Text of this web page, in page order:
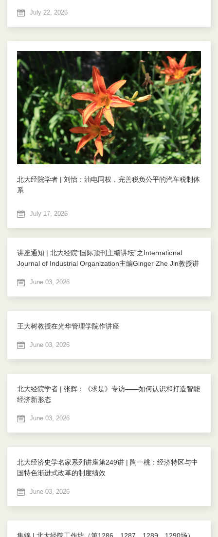
July 22, 2026
北大经院学者 | 刘怡：油电同权，完善税负公平的汽车税制体
系
July 17, 2026
讲座通知 | 北大经院“国际顶刊主编讲坛”之International
Journal of Industrial Organization主编Ginger Zhe Jin教授讲
June 03, 2026
王大树教授在光华管理学院作讲座
June 03, 2026
北大经院学者 | 张辉：《求是》专访——如何认识和打造智能
经济新形态
June 03, 2026
北大经济史学名家系列讲座第249讲 | 陶一桃：经济特区与中
国特色渐进式改革的制度绩效
June 03, 2026